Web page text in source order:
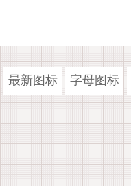
最新图标 字母图标